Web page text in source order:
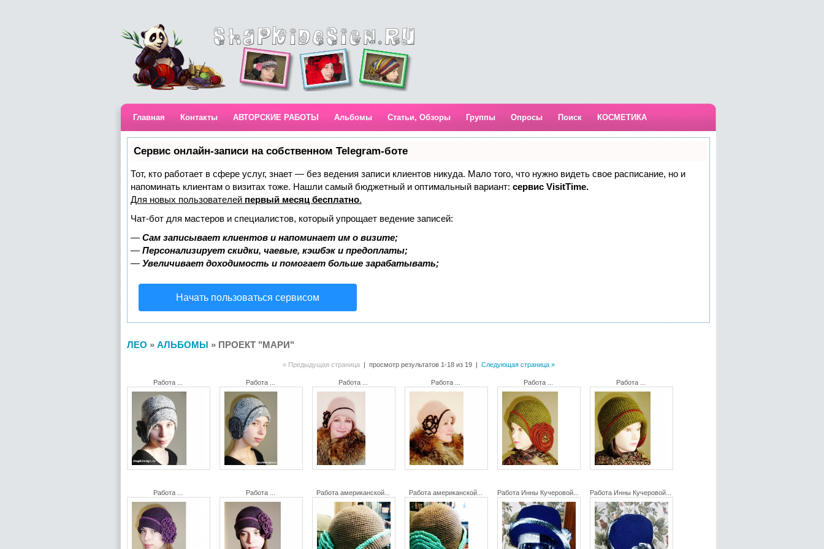
Главная Контакты АВТОРСКИЕ РАБОТЫ Альбомы Статьи, Обзоры Группы Опросы Поиск КОСМЕТИКА
Сервис онлайн-записи на собственном Telegram-боте
Тот, кто работает в сфере услуг, знает — без ведения записи клиентов никуда. Мало того, что нужно видеть свое расписание, но и
напоминать клиентам о визитах тоже. Нашли самый бюджетный и оптимальный вариант: сервис VisitTime.
Для новых пользователей первый месяц бесплатно.
Чат-бот для мастеров и специалистов, который упрощает ведение записей:
— Сам записывает клиентов и напоминает им о визите;
— Персонализирует скидки, чаевые, кэшбэк и предоплаты;
— Увеличивает доходимость и помогает больше зарабатывать;
Начать пользоваться сервисом
ЛЕО » АЛЬБОМЫ » ПРОЕКТ "МАРИ"
« Предыдущая страница| просмотр результатов 1-18 из 19 | Следующая страница »
Работа ... Работа ... Работа ... Работа ... Работа ... Работа ...
Работа ... Работа ... Работа американской... Работа американской... Работа Инны Кучеровой... Работа Инны Кучеровой...